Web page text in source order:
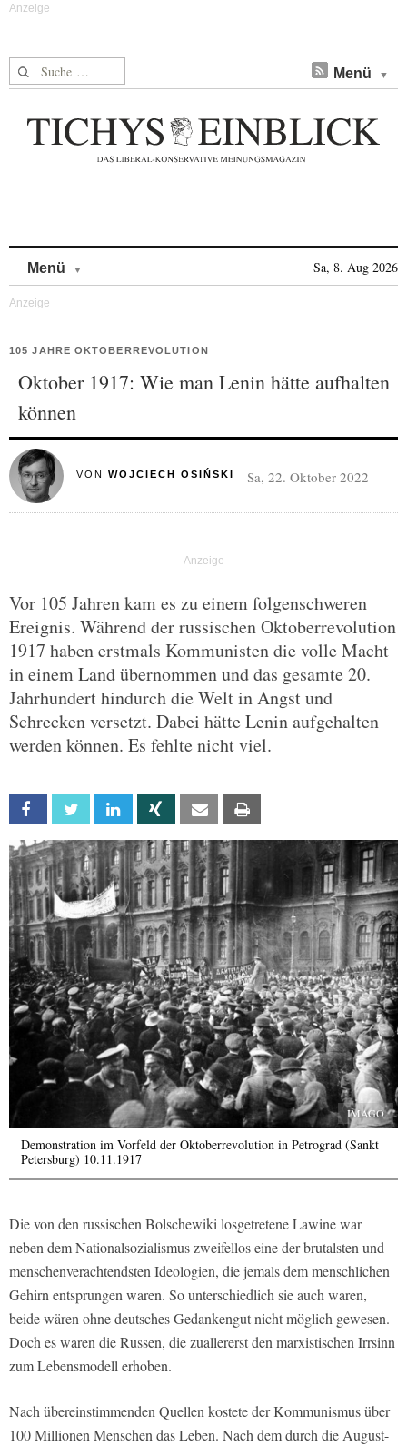
Suche nach: Menü
Menü Sa, 8. Aug 2026
105 JAHRE OKTOBERREVOLUTION
Oktober 1917: Wie man Lenin hätte aufhalten
können
VON WOJCIECH OSIŃSKI Sa, 22. Oktober 2022
Vor 105 Jahren kam es zu einem folgenschweren
Ereignis. Während der russischen Oktoberrevolution
1917 haben erstmals Kommunisten die volle Macht
in einem Land übernommen und das gesamte 20.
Jahrhundert hindurch die Welt in Angst und
Schrecken versetzt. Dabei hätte Lenin aufgehalten
werden können. Es fehlte nicht viel.
Facebook Twitter Linkedin Xing Email
IMAGO
Demonstration im Vorfeld der Oktoberrevolution in Petrograd (Sankt
Petersburg) 10.11.1917
Die von den russischen Bolschewiki losgetretene Lawine war
neben dem Nationalsozialismus zweifellos eine der brutalsten und
menschenverachtendsten Ideologien, die jemals dem menschlichen
Gehirn entsprungen waren. So unterschiedlich sie auch waren,
beide wären ohne deutsches Gedankengut nicht möglich gewesen.
Doch es waren die Russen, die zuallererst den marxistischen Irrsinn
zum Lebensmodell erhoben.
Nach übereinstimmenden Quellen kostete der Kommunismus über
100 Millionen Menschen das Leben. Nach dem durch die August-